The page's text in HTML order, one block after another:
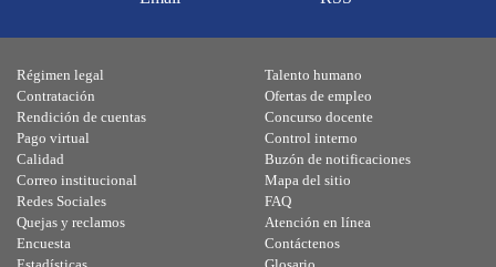
Régimen legal
Contratación
Rendición de cuentas
Pago virtual
Calidad
Talento humano
Ofertas de empleo
Concurso docente
Control interno
Buzón de notificaciones
Correo institucional
Redes Sociales
Quejas y reclamos
Encuesta
Mapa del sitio
FAQ
Atención en línea
Contáctenos